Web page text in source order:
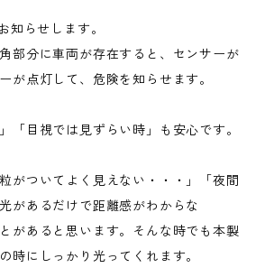
知らせします。
部分に車両が存在すると、センサーが
が点灯して、危険を知らせます。
「目視では見ずらい時」も安心です。
がついてよく見えない・・・」「夜間
があるだけで距離感がわからな
があると思います。そんな時でも本製
時にしっかり光ってくれます。